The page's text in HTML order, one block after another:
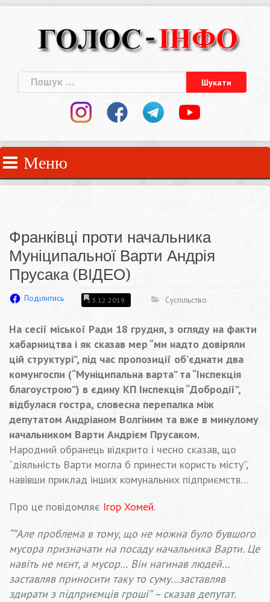
Пошук:
Меню
Франківці проти начальника
Муніципальної Варти Андрія
Прусака (ВІДЕО)
Поділитись 23.12.2019 Суспільство
На сесії міської Ради 18 грудня, з огляду на факти
хабарництва і як сказав мер “ми надто довіряли
цій структурі”, під час пропозиції об’єднати два
комунгоспи (“Муніципальна варта” та “Інспекція
благоустрою”) в єдину КП Інспекція “Добродії”,
відбулася гостра, словесна перепалка між
депутатом Андріаном Волгіним та вже в минулому
начальником Варти Андрієм Прусаком.
Народний обранець відкрито і чесно сказав, що
“діяльність Варти могла б принести користь місту”,
навівши приклад інших комунальних підприємств…
Про це повідомляє Ігор Хомей.
“”Але проблема в тому, що не можна було бувшого
мусора призначати на посаду начальника Варти. Це
навіть не мєнт, а мусор… Він нагинав людей…
заставляв приносити таку то суму…заставляв
здирати з підприємців гроші” – сказав депутат.